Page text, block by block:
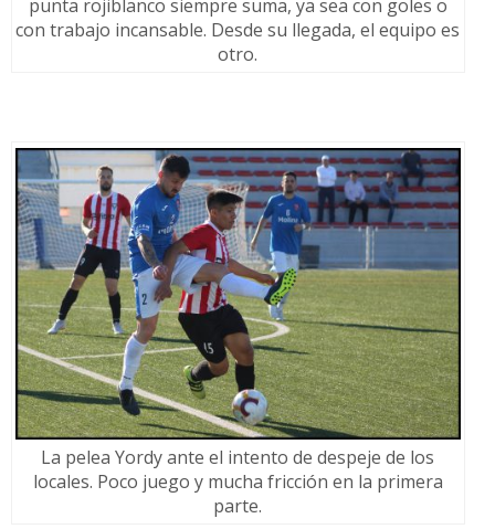
punta rojiblanco siempre suma, ya sea con goles o
con trabajo incansable. Desde su llegada, el equipo es
otro.
La pelea Yordy ante el intento de despeje de los
locales. Poco juego y mucha fricción en la primera
parte.